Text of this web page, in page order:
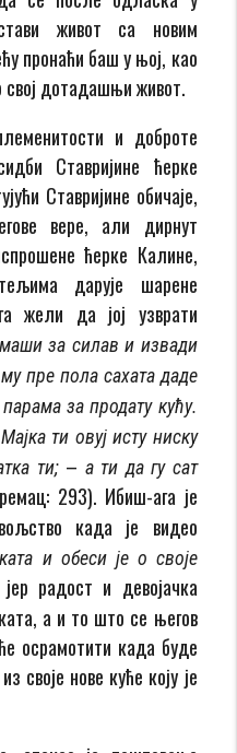
живот са новим
пронаћи баш у њој, као
свој дотадашњи живот.
и доброте
Ставријине ћерке
Ставријине обичаје,
вере, али дирнут
ћерке Калине,
дарује шарене
жели да јој узврати
за силав и извади
пре пола сахата даде
за продату кућу.
ти овуј исту ниску
ти; – а ти да гу сат
293). Ибиш-ага је
када је видео
и обеси је о своје
радост и девојачка
а и то што се његов
осрамотити када буде
своје нове куће коју је